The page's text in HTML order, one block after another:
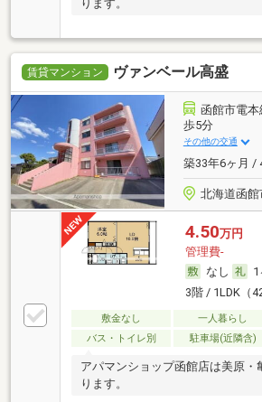
ります。
賃貸マンション ヴァンベール高盛
函館市電本
歩5分
その他の交通
築33年6ヶ月 /
北海道函
4.50万円
管理費-
なし
1
3階 / 1LDK（
敷金なし 一人暮らし
バス・トイレ別
駐車場(近隣含)
アパマンショップ函館店は美原・
ります。